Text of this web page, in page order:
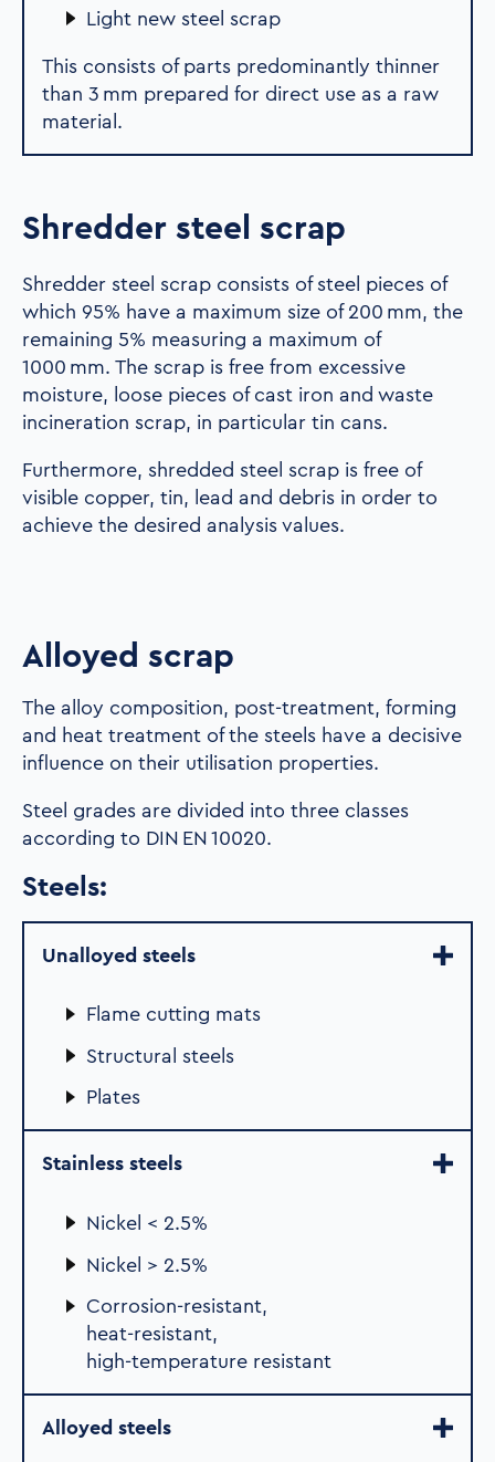
Light new steel scrap
This consists of parts predominantly thinner
than 3 mm prepared for direct use as a raw
material.
Shredder steel scrap
Shredder steel scrap consists of steel pieces of
which 95% have a maximum size of 200 mm, the
remaining 5% measuring a maximum of
1000 mm. The scrap is free from excessive
moisture, loose pieces of cast iron and waste
incineration scrap, in particular tin cans.
Furthermore, shredded steel scrap is free of
visible copper, tin, lead and debris in order to
achieve the desired analysis values.
Alloyed scrap
The alloy composition, post-treatment, forming
and heat treatment of the steels have a decisive
influence on their utilisation properties.
Steel grades are divided into three classes
according to DIN EN 10020.
Steels:
Unalloyed steels
Flame cutting mats
Structural steels
Plates
Stainless steels
Nickel < 2.5%
Nickel > 2.5%
Corrosion-resistant,
heat-resistant,
high-temperature resistant
Alloyed steels